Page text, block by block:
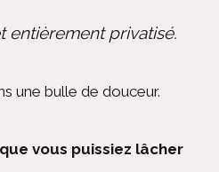
entièrement privatisé.
une bulle de douceur.
vous puissiez lâcher